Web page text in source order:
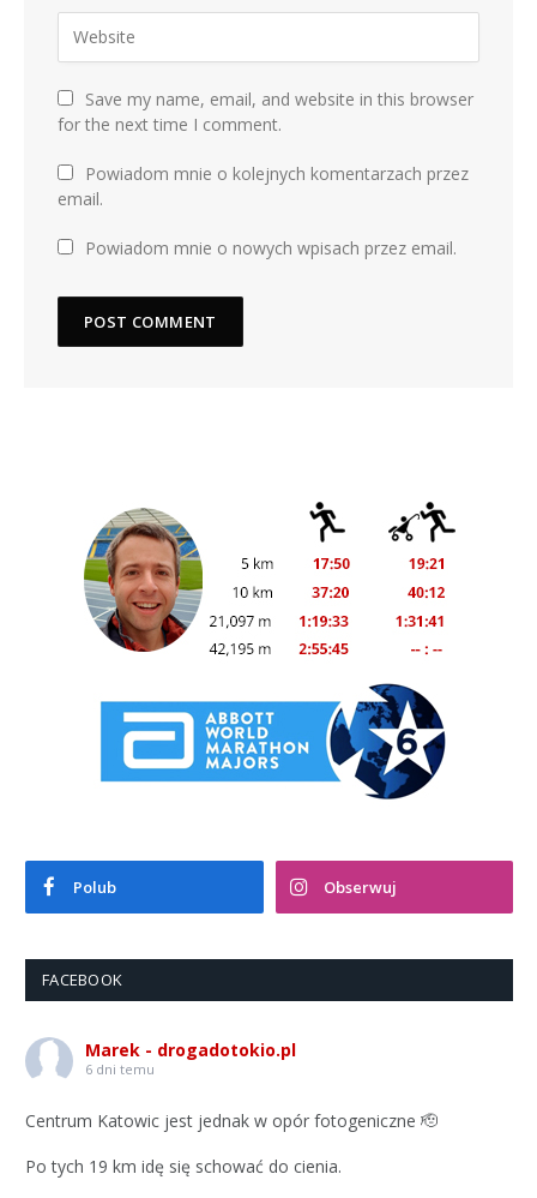
Save my name, email, and website in this browser
for the next time I comment.
Powiadom mnie o kolejnych komentarzach przez
email.
Powiadom mnie o nowych wpisach przez email.
Polub Obserwuj
FACEBOOK
Marek - drogadotokio.pl
6 dni temu
Centrum Katowic jest jednak w opór fotogeniczne 🫡
Po tych 19 km idę się schować do cienia.